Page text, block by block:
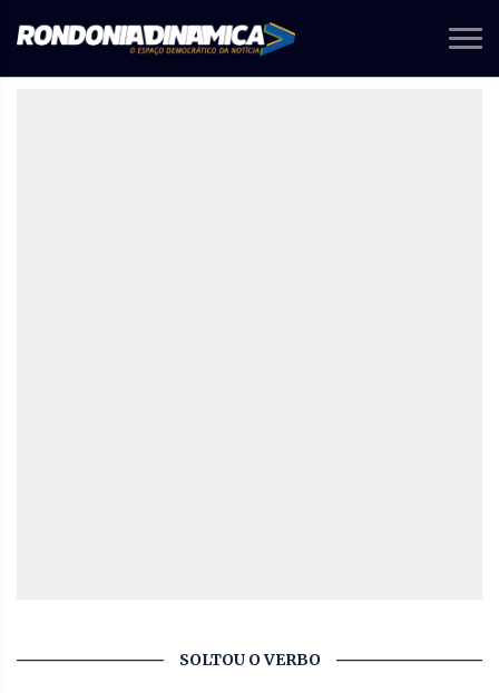
SOLTOU O VERBO